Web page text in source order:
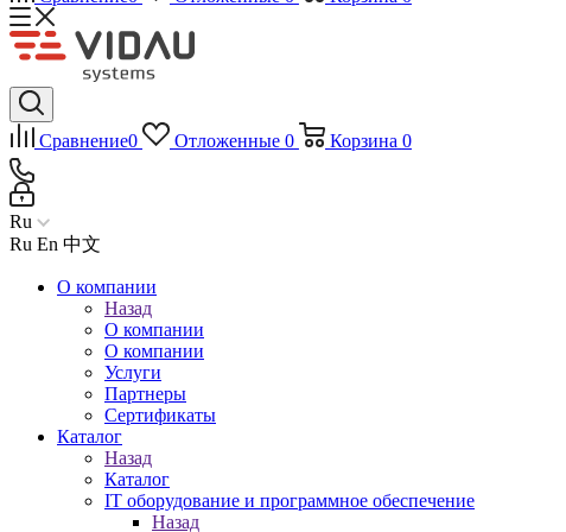
Сравнение0 Отложенные 0 Корзина 0
Ru
Ru En 中文
О компании
Назад
О компании
О компании
Услуги
Партнеры
Сертификаты
Каталог
Назад
Каталог
IT оборудование и программное обеспечение
Назад